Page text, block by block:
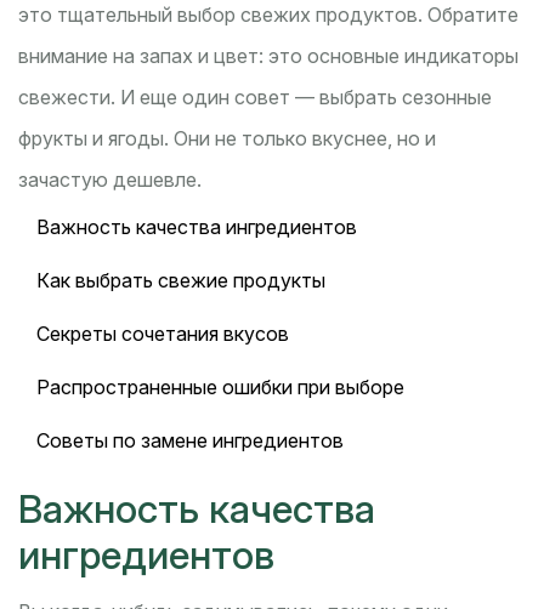
это тщательный выбор свежих продуктов. Обратите
внимание на запах и цвет: это основные индикаторы
свежести. И еще один совет — выбрать сезонные
фрукты и ягоды. Они не только вкуснее, но и
зачастую дешевле.
Важность качества ингредиентов
Как выбрать свежие продукты
Секреты сочетания вкусов
Распространенные ошибки при выборе
Советы по замене ингредиентов
Важность качества
ингредиентов